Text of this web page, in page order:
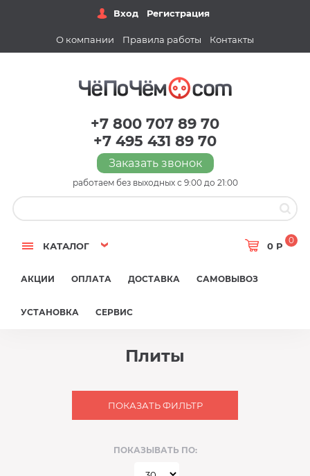
Вход Регистрация
О компании Правила работы Контакты
+7 800 707 89 70
+7 495 431 89 70
Заказать звонок
работаем без выходных с 9:00 до 21:00
КАТАЛОГ 0 Р
0
АКЦИИ ОПЛАТА ДОСТАВКА САМОВЫВОЗ
УСТАНОВКА СЕРВИС
Плиты
ПОКАЗАТЬ ФИЛЬТР
ПОКАЗЫВАТЬ ПО: